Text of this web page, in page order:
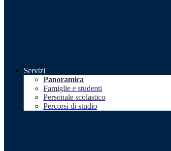
Servizi
Panoramica
Famiglie e studenti
Personale scolastico
Percorsi di studio